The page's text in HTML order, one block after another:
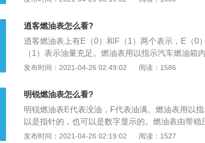
时再加油。因为汽油泵在油箱中，依靠汽油对它进
利于油泵正常工作，减少其使用寿命；2、加油时
胀和在夏季高温下挥发成汽油蒸汽，需要有空间来
空间，汽油蒸汽甚至液体汽油便进入到碳罐储存，
但浪费还污染环境；3、指示偏差。日常更换电瓶
作时，油箱内是成负压，相应油箱容积减少。
逍客燃油表怎么看?
逍客燃油表上有E（0）和F（1）两个表示，E（0
（1）表示油量充足。燃油表用以指示汽车燃油箱
也可以是数字显示的。燃油表由带稳压器的燃油面
亮报警，以引起驾驶员的注意。燃油表连接方法如
线，其中正极那根一定要有电，可以从电门锁出上
一进一出两根线，然后和油表上的两根线串联起
线要搭铁；3、黄线或者蓝线其中有一根是正极（
有没有反应），黑线可能是负极。
发布时间：2021-04-26 02:49:02 阅读：1586
明锐燃油表怎么看?
明锐燃油表E代表没油，F代表油满。燃油表用以
以是指针的，也可以是数字显示的。燃油表由带
度传感器组成。燃油低油面报警装置的作用是在燃
发布时间：2021-04-26 02:19:02 阅读：1527